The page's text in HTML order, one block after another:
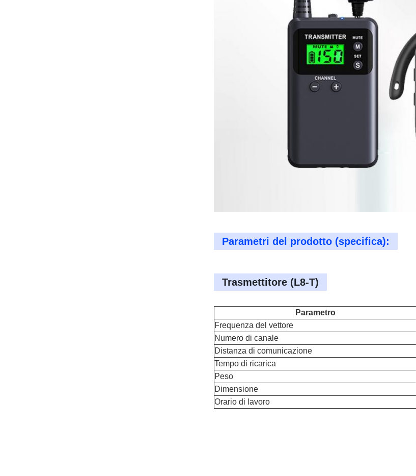
Parametri del prodotto (specifica):
Trasmettitore (L8-T)
Parametro
Frequenza del vettore
Numero di canale
Distanza di comunicazione
Tempo di ricarica
Peso
Dimensione
Orario di lavoro